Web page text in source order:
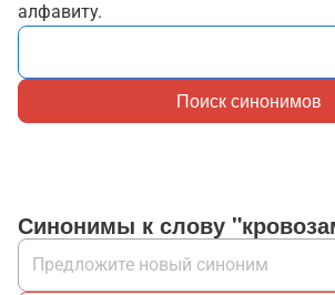
алфавиту.
Поиск синонимов
Синонимы к слову